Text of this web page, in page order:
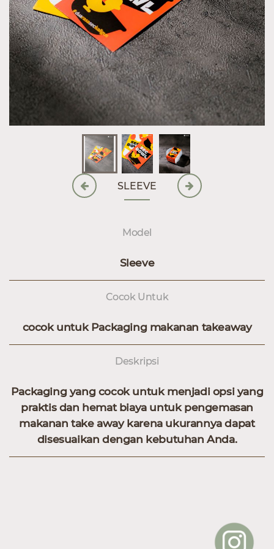
SLEEVE
Model
Sleeve
Cocok Untuk
cocok untuk Packaging makanan takeaway
Deskripsi
Packaging yang cocok untuk menjadi opsi yang
praktis dan hemat biaya untuk pengemasan
makanan take away karena ukurannya dapat
disesuaikan dengan kebutuhan Anda.